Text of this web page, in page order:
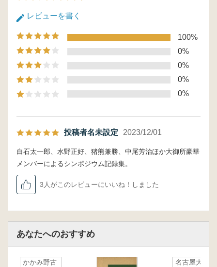
レビューを書く
100%
0%
0%
0%
0%
投稿者名未設定 2023/12/01
白石太一郎、水野正好、猪熊兼勝、中尾芳治ほか大御所豪華
メンバーによるシンポジウム記録集。
3人がこのレビューにいいね！しました
あなたへのおすすめ
かかみ野古
名古屋大学